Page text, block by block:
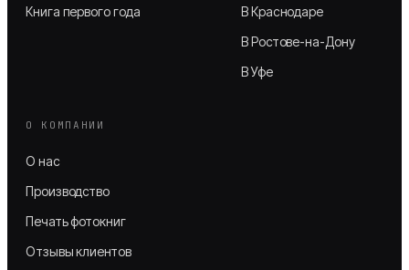
Книга первого года
В Краснодаре
В Ростове-на-Дону
В Уфе
О КОМПАНИИ
О нас
Производство
Печать фотокниг
Отзывы клиентов